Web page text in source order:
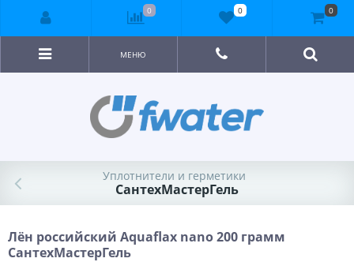
МЕНЮ
Уплотнители и герметики
СантехМастерГель
Лён российский Aquaflax nano 200 грамм
СантехМастерГель
0 0 0